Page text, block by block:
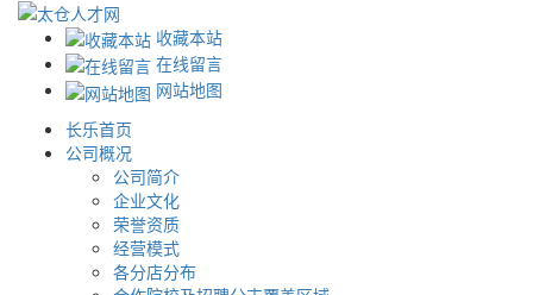
收藏本站
在线留言
网站地图
长乐首页
公司概况
公司简介
企业文化
荣誉资质
经营模式
各分店分布